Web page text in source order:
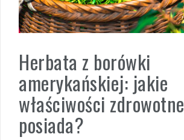
Herbata z borówki
amerykańskiej: jakie
właściwości zdrowotne
posiada?